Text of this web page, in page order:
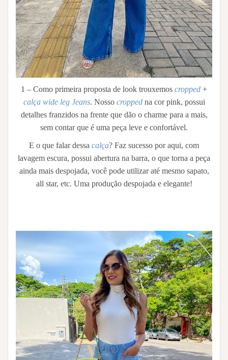
1 – Como primeira proposta de look trouxemos cropped +
calça wide leg Jeans. Nosso cropped na cor pink, possui
detalhes franzidos na frente que dão o charme para a mais,
sem contar que é uma peça leve e confortável.
E o que falar dessa calça? Faz sucesso por aqui, com
lavagem escura, possui abertura na barra, o que torna a peça
ainda mais despojada, você pode utilizar até mesmo sapato,
all star, etc. Uma produção despojada e elegante!